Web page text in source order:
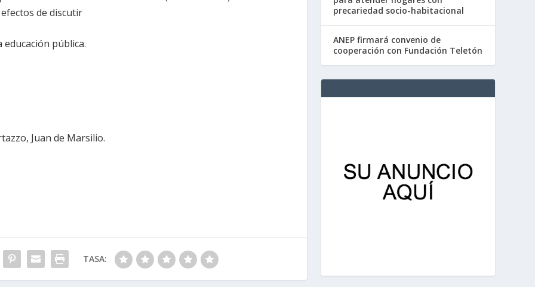
de discutir
pública.
Juan de Marsilio.
TASA:
precariedad socio-habitacional
ANEP firmará convenio de
cooperación con Fundación Teletón